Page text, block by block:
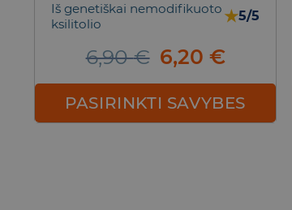
Iš genetiškai nemodifikuoto
ksilitolio
★5/5
6,90€ Original
was:
6,90 €.
6,20 €Current
is:
6,20 €.
PASIRINKTI SAVYBES